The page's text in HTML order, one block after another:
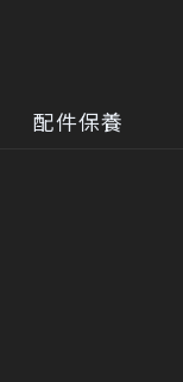
配件保養